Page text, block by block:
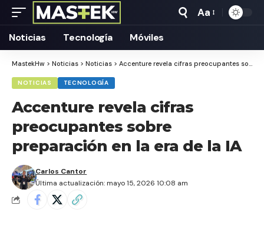
Tamaño
Aa
Noticias Tecnología Móviles
MastekHw > Noticias > Noticias > Accenture revela cifras preocupantes sobre preparación en la era de la IA
NOTICIAS TECNOLOGÍA
Accenture revela cifras
preocupantes sobre
preparación en la era de la IA
Última actualización: mayo 15, 2026 10:08 am
Carlos Cantor